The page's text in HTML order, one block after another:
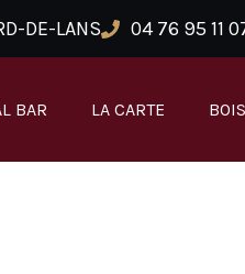
DE-LANS​ 04 76 95 11
BAR LA CARTE